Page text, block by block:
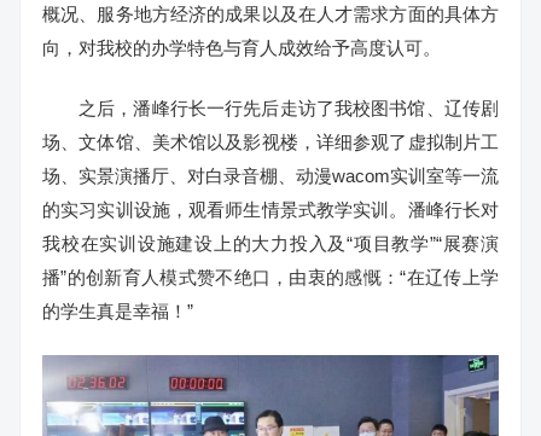
概况、服务地方经济的成果以及在人才需求方面的具体方
向，对我校的办学特色与育人成效给予高度认可。
之后，潘峰行长一行先后走访了我校图书馆、辽传剧
场、文体馆、美术馆以及影视楼，详细参观了虚拟制片工
场、实景演播厅、对白录音棚、动漫wacom实训室等一流
的实习实训设施，观看师生情景式教学实训。潘峰行长对
我校在实训设施建设上的大力投入及“项目教学”“展赛演
播”的创新育人模式赞不绝口，由衷的感慨：“在辽传上学
的学生真是幸福！”